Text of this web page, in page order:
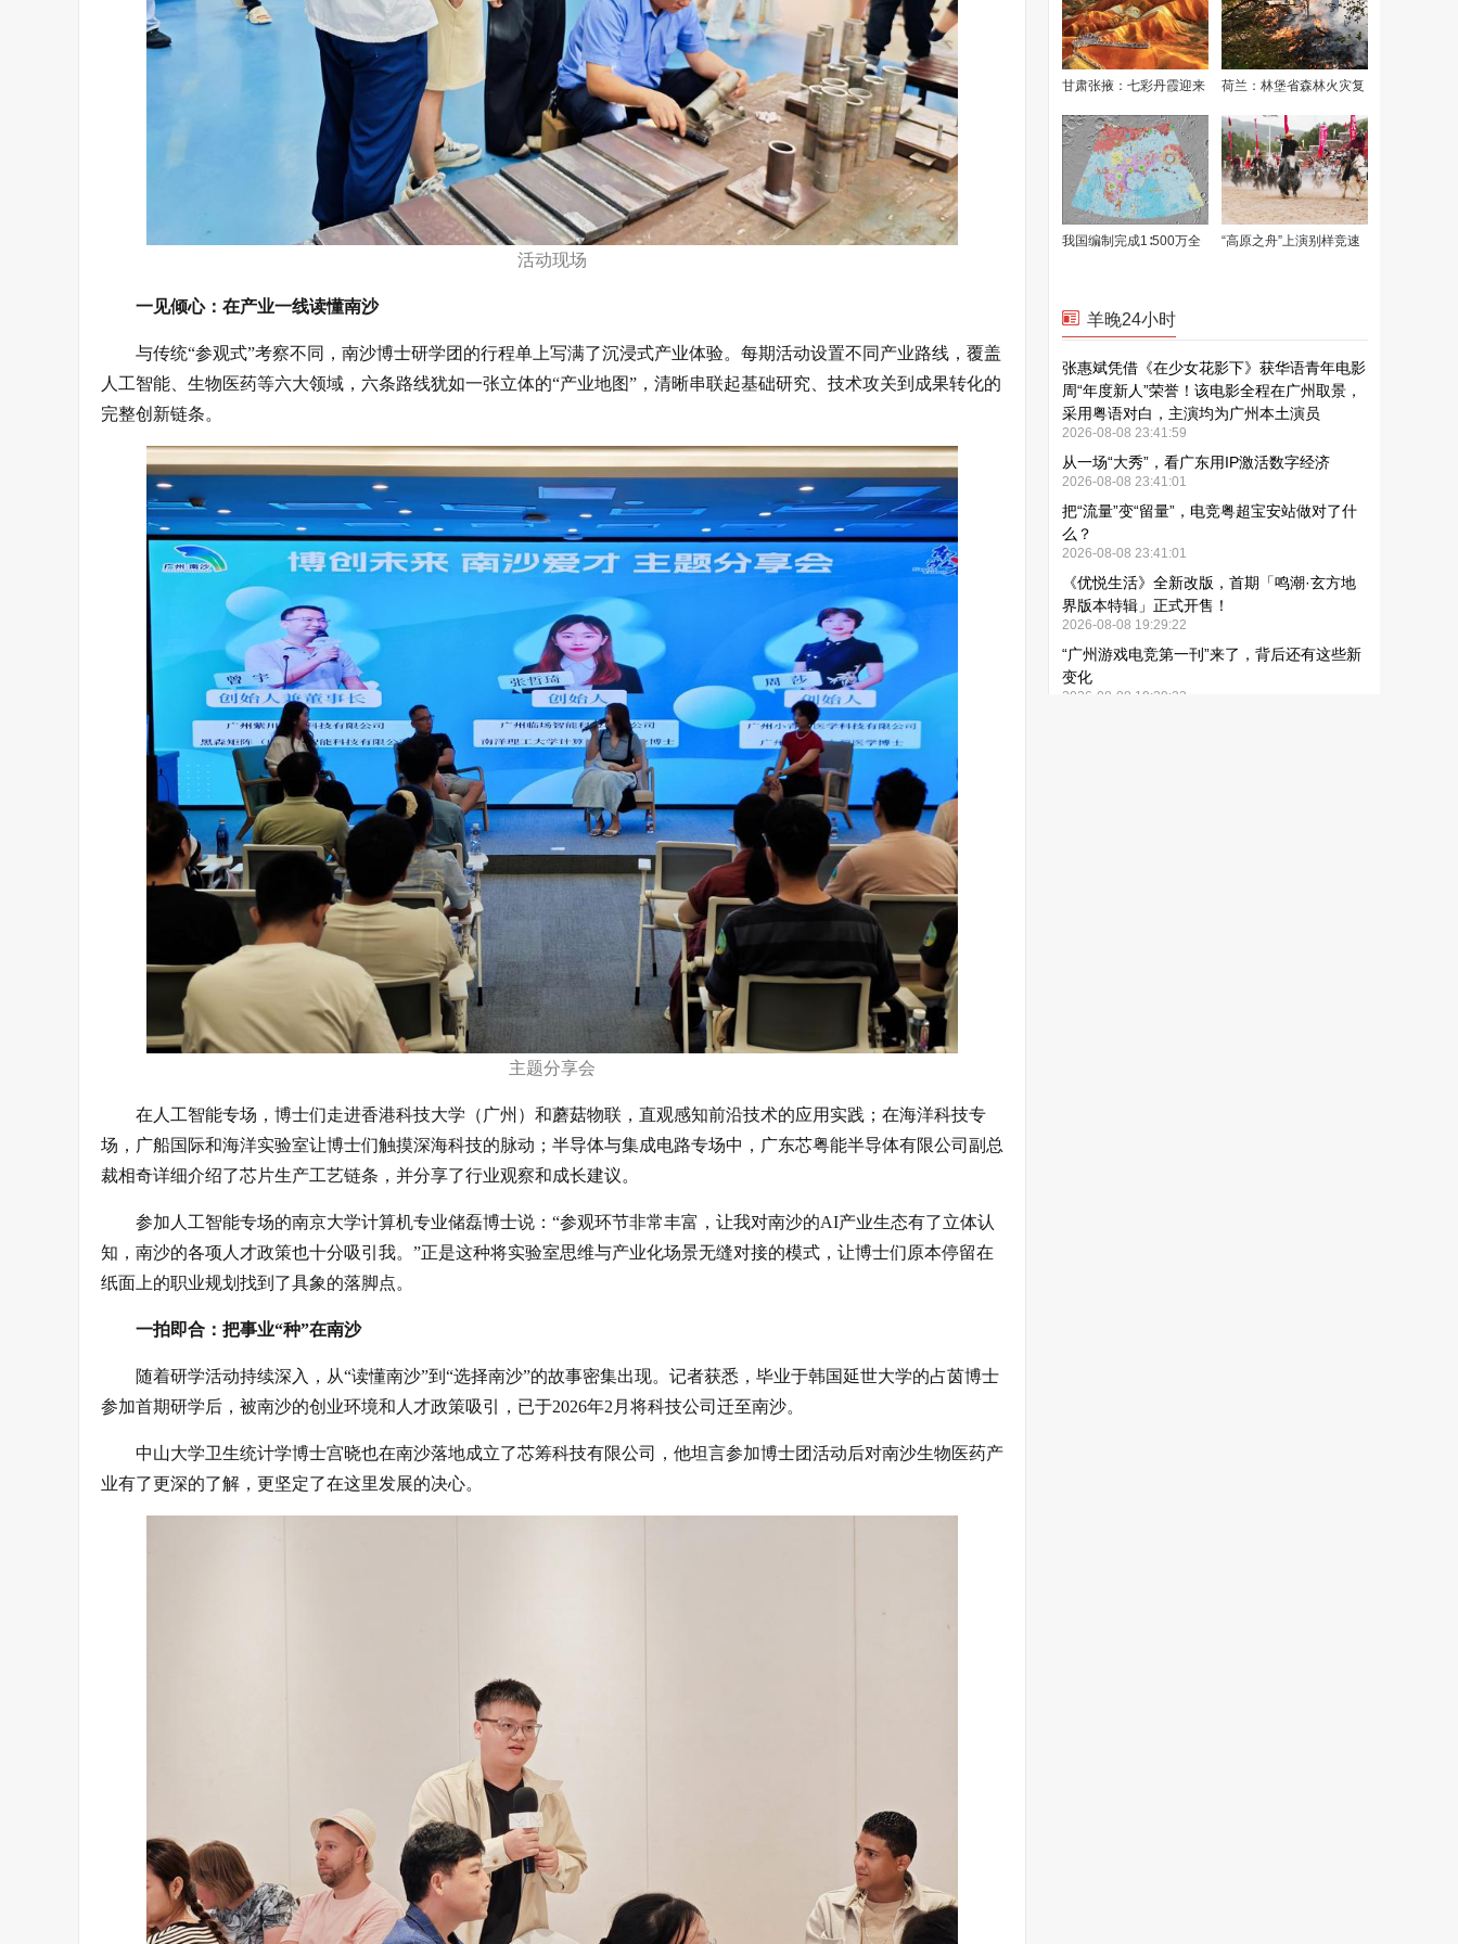
活动现场
一见倾心：在产业一线读懂南沙
与传统“参观式”考察不同，南沙博士研学团的行程单上写满了沉浸式产业体验。每期活动设置不同产业路线，覆盖
人工智能、生物医药等六大领域，六条路线犹如一张立体的“产业地图”，清晰串联起基础研究、技术攻关到成果转化的
完整创新链条。
主题分享会
在人工智能专场，博士们走进香港科技大学（广州）和蘑菇物联，直观感知前沿技术的应用实践；在海洋科技专
场，广船国际和海洋实验室让博士们触摸深海科技的脉动；半导体与集成电路专场中，广东芯粤能半导体有限公司副总
裁相奇详细介绍了芯片生产工艺链条，并分享了行业观察和成长建议。
参加人工智能专场的南京大学计算机专业储磊博士说：“参观环节非常丰富，让我对南沙的AI产业生态有了立体认
知，南沙的各项人才政策也十分吸引我。”正是这种将实验室思维与产业化场景无缝对接的模式，让博士们原本停留在
纸面上的职业规划找到了具象的落脚点。
一拍即合：把事业“种”在南沙
随着研学活动持续深入，从“读懂南沙”到“选择南沙”的故事密集出现。记者获悉，毕业于韩国延世大学的占茵博士
参加首期研学后，被南沙的创业环境和人才政策吸引，已于2026年2月将科技公司迁至南沙。
中山大学卫生统计学博士宫晓也在南沙落地成立了芯筹科技有限公司，他坦言参加博士团活动后对南沙生物医药产
业有了更深的了解，更坚定了在这里发展的决心。